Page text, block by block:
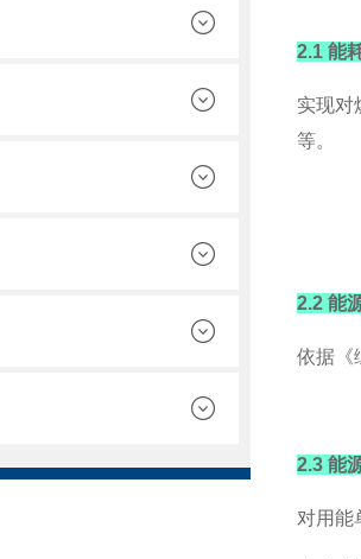
2.1 能
实现对
等。
2.2 能
依据《
2.3 能
对用能